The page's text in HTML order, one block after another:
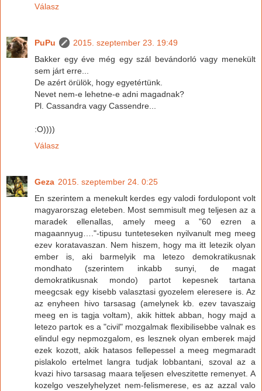
Válasz
PuPu
2015. szeptember 23. 19:49
Bakker egy éve még egy szál bevándorló vagy menekült
sem járt erre...
De azért örülök, hogy egyetértünk.
Nevet nem-e lehetne-e adni magadnak?
Pl. Cassandra vagy Cassendre...
:O))))
Válasz
Geza 2015. szeptember 24. 0:25
En szerintem a menekult kerdes egy valodi fordulopont volt
magyarorszag eleteben. Most semmisult meg teljesen az a
maradek ellenallas, amely meeg a "60 ezren a
magaannyug…."-tipusu tunteteseken nyilvanult meg meeg
ezev koratavaszan. Nem hiszem, hogy ma itt letezik olyan
ember is, aki barmelyik ma letezo demokratikusnak
mondhato (szerintem inkabb sunyi, de magat
demokratikusnak mondo) partot kepesnek tartana
meegcsak egy kisebb valasztasi gyozelem eleresere is. Az
az enyheen hivo tarsasag (amelynek kb. ezev tavaszaig
meeg en is tagja voltam), akik hittek abban, hogy majd a
letezo partok es a "civil" mozgalmak flexibilisebbe valnak es
elindul egy nepmozgalom, es lesznek olyan emberek majd
ezek kozott, akik hatasos fellepessel a meeg megmaradt
pislakolo ertelmet langra tudjak lobbantani, szoval az a
kvazi hivo tarsasag maara teljesen elveszitette remenyet. A
kozelgo veszelyhelyzet nem-felismerese, es az azzal valo